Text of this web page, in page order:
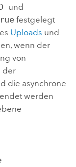
und
festgelegt
Uploads und
wenn der
von
der
die asynchrone
werden